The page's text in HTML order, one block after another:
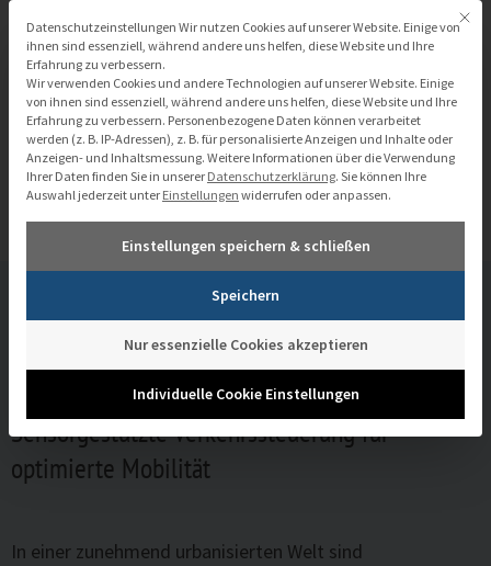
Inhalt
springen
Verkehrsmanagement
Verkehrsmanagement
Sensorgestützte Verkehrssteuerung für
optimierte Mobilität
In einer zunehmend urbanisierten Welt sind
Mit
Datenschutzeinstellungen
Datenschutzeinstellungen Wir nutzen Cookies auf unserer Website. Einige von
ihnen sind essenziell, während andere uns helfen, diese Website und Ihre
Erfahrung zu verbessern.
Wir verwenden Cookies und andere Technologien auf unserer Website. Einige
von ihnen sind essenziell, während andere uns helfen, diese Website und Ihre
Erfahrung zu verbessern. Personenbezogene Daten können verarbeitet
werden (z. B. IP-Adressen), z. B. für personalisierte Anzeigen und Inhalte oder
Anzeigen- und Inhaltsmessung. Weitere Informationen über die Verwendung
Ihrer Daten finden Sie in unserer Datenschutzerklärung. Sie können Ihre
Auswahl jederzeit unter Einstellungen widerrufen oder anpassen.
Einstellungen speichern & schließen
Speichern
Nur essenzielle Cookies akzeptieren
Individuelle Cookie Einstellungen